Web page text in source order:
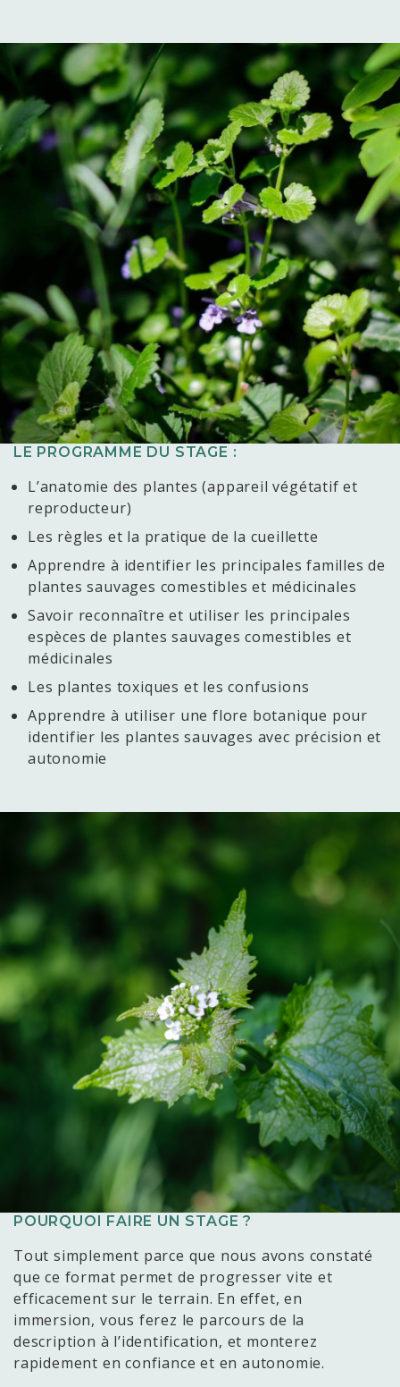
LE PROGRAMME DU STAGE :
L’anatomie des plantes (appareil végétatif et
reproducteur)
Les règles et la pratique de la cueillette
Apprendre à identifier les principales familles de
plantes sauvages comestibles et médicinales
Savoir reconnaître et utiliser les principales
espèces de plantes sauvages comestibles et
médicinales
Les plantes toxiques et les confusions
Apprendre à utiliser une flore botanique pour
identifier les plantes sauvages avec précision et
autonomie
POURQUOI FAIRE UN STAGE ?
Tout simplement parce que nous avons constaté
que ce format permet de progresser vite et
efficacement sur le terrain. En effet, en
immersion, vous ferez le parcours de la
description à l’identification, et monterez
rapidement en confiance et en autonomie.